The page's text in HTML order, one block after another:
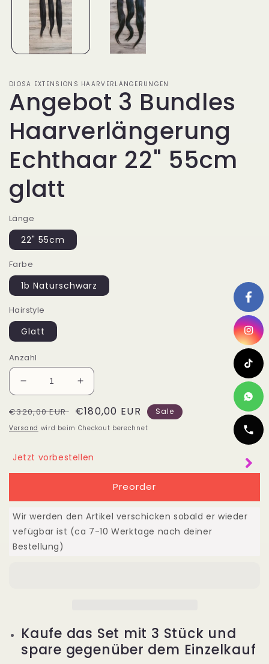
DIOSA EXTENSIONS HAARVERLÄNGERUNGEN
Angebot 3 Bundles
Haarverlängerung
Echthaar 22" 55cm
glatt
Länge
22" 55cm
Farbe
1b Naturschwarz
Hairstyle
Glatt
Anzahl
Verringere
die
Menge
für
Bundles
Haarverlängerung
22&quot;
55cm
glatt
Erhöhe
die
Menge
für
Bundles
Haarverlängerung
Echthaar
22&quot;
55cm
glatt
Normaler
Preis
€320,00 EUR Verkaufspreis
€180,00 EUR Sale
Versand wird beim Checkout berechnet
Jetzt vorbestellen
Preorder
Wir werden den Artikel verschicken sobald er wieder
vefügbar ist (ca 7-10 Werktage nach deiner
Bestellung)
Kaufe das Set mit 3 Stück und
spare gegenüber dem Einzelkauf